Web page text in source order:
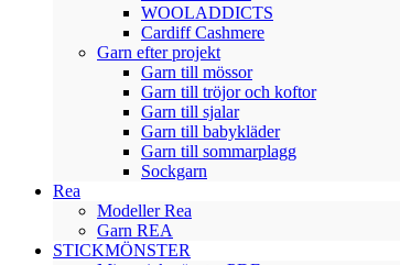
WOOLADDICTS
Cardiff Cashmere
Garn efter projekt
Garn till mössor
Garn till tröjor och koftor
Garn till sjalar
Garn till babykläder
Garn till sommarplagg
Sockgarn
Rea
Modeller Rea
Garn REA
STICKMÖNSTER